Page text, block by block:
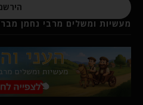
מעשיות ומשלים מרבי נחמן